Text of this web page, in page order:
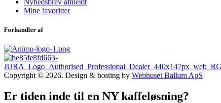
Mine favoritter
Forhandler af
Copyright © 2026. Design & hosting by Webhuset Ballum ApS
Er tiden inde til en NY kaffeløsning?